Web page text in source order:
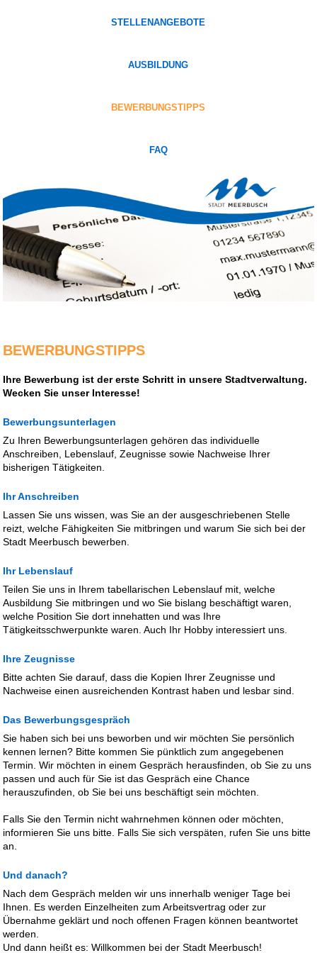
STELLENANGEBOTE
AUSBILDUNG
BEWERBUNGSTIPPS
FAQ
BEWERBUNGSTIPPS
Ihre Bewerbung ist der erste Schritt in unsere Stadtverwaltung.
Wecken Sie unser Interesse!
Bewerbungsunterlagen
Zu Ihren Bewerbungsunterlagen gehören das individuelle
Anschreiben, Lebenslauf, Zeugnisse sowie Nachweise Ihrer
bisherigen Tätigkeiten.
Ihr Anschreiben
Lassen Sie uns wissen, was Sie an der ausgeschriebenen Stelle
reizt, welche Fähigkeiten Sie mitbringen und warum Sie sich bei der
Stadt Meerbusch bewerben.
Ihr Lebenslauf
Teilen Sie uns in Ihrem tabellarischen Lebenslauf mit, welche
Ausbildung Sie mitbringen und wo Sie bislang beschäftigt waren,
welche Position Sie dort innehatten und was Ihre
Tätigkeitsschwerpunkte waren. Auch Ihr Hobby interessiert uns.
Ihre Zeugnisse
Bitte achten Sie darauf, dass die Kopien Ihrer Zeugnisse und
Nachweise einen ausreichenden Kontrast haben und lesbar sind.
Das Bewerbungsgespräch
Sie haben sich bei uns beworben und wir möchten Sie persönlich
kennen lernen? Bitte kommen Sie pünktlich zum angegebenen
Termin. Wir möchten in einem Gespräch herausfinden, ob Sie zu uns
passen und auch für Sie ist das Gespräch eine Chance
herauszufinden, ob Sie bei uns beschäftigt sein möchten.
Falls Sie den Termin nicht wahrnehmen können oder möchten,
informieren Sie uns bitte. Falls Sie sich verspäten, rufen Sie uns bitte
an.
Und danach?
Nach dem Gespräch melden wir uns innerhalb weniger Tage bei
Ihnen. Es werden Einzelheiten zum Arbeitsvertrag oder zur
Übernahme geklärt und noch offenen Fragen können beantwortet
werden.
Und dann heißt es: Willkommen bei der Stadt Meerbusch!